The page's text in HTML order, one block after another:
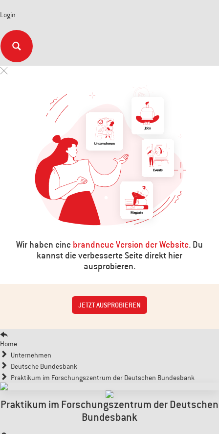
Login
Wir haben eine brandneue Version der Website. Du
kannst die verbesserte Seite direkt hier
ausprobieren.
JETZT AUSPROBIEREN
Home
Unternehmen
Deutsche Bundesbank
Praktikum im Forschungszentrum der Deutschen Bundesbank
Praktikum im Forschungszentrum der Deutschen
Bundesbank